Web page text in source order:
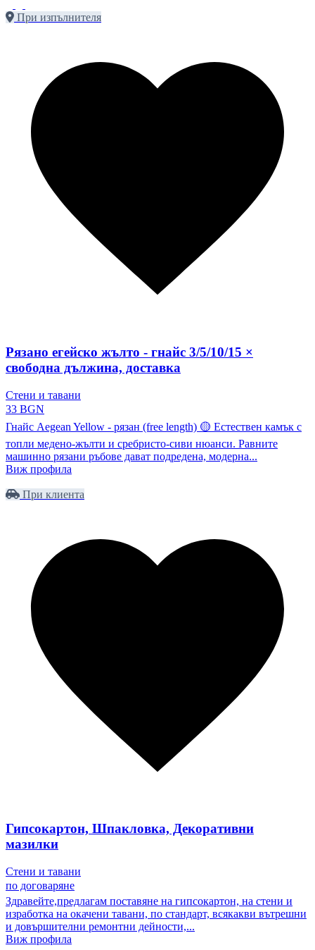
При изпълнителя
Рязано егейско жълто - гнайс 3/5/10/15 ×
свободна дължина, доставка
Стени и тавани
33 BGN
Гнайс Aegean Yellow - рязан (free length) 🟡 Естествен камък с
топли медено-жълти и сребристо-сиви нюанси. Равните
машинно рязани ръбове дават подредена, модерна...
Виж профила
При клиента
Гипсокартон, Шпакловка, Декоративни
мазилки
Стени и тавани
по договаряне
Здравейте,предлагам поставяне на гипсокартон, на стени и
изработка на окачени тавани, по стандарт, всякакви вътрешни
и довършителни ремонтни дейности,...
Виж профила